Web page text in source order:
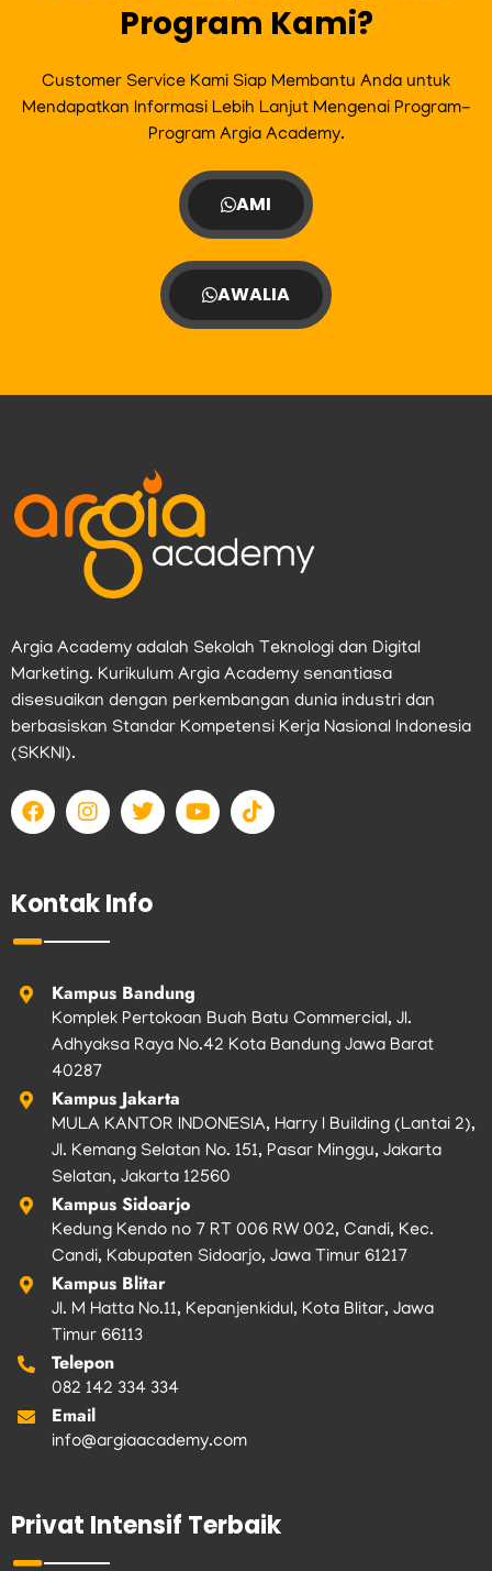
Program Kami?
Customer Service Kami Siap Membantu Anda untuk
Mendapatkan Informasi Lebih Lanjut Mengenai Program-
Program Argia Academy.
AMI
AWALIA
Argia Academy adalah Sekolah Teknologi dan Digital
Marketing. Kurikulum Argia Academy senantiasa
disesuaikan dengan perkembangan dunia industri dan
berbasiskan Standar Kompetensi Kerja Nasional Indonesia
(SKKNI).
F
a
c
o
o
k
I
n
s
a
g
T
w
i
e
Y
o
u
T
i
k
Kontak Info
Kampus Bandung
Komplek Pertokoan Buah Batu Commercial, Jl.
Adhyaksa Raya No.42 Kota Bandung Jawa Barat
40287
Kampus Jakarta
MULA KANTOR INDONESIA, Harry I Building (Lantai 2),
Jl. Kemang Selatan No. 151, Pasar Minggu, Jakarta
Selatan, Jakarta 12560
Kampus Sidoarjo
Kedung Kendo no 7 RT 006 RW 002, Candi, Kec.
Candi, Kabupaten Sidoarjo, Jawa Timur 61217
Kampus Blitar
Jl. M Hatta No.11, Kepanjenkidul, Kota Blitar, Jawa
Timur 66113
Telepon
082 142 334 334
Email
info@argiaacademy.com
Privat Intensif Terbaik